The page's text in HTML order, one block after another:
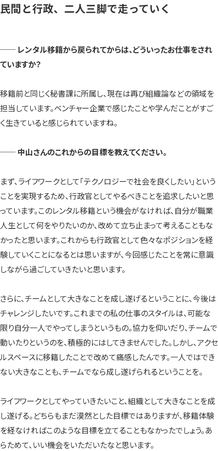
民間と行政、二人三脚で走っていく
── レンタル移籍から戻られてからは、どういったお仕事をされ
ていますか？
移籍前と同じく秘書課に所属し、現在は再び組織論などの領域を
担当しています。ベンチャー企業で感じたことや学んだことがすご
く生きていると感じられていますね。
── 中山さんのこれからの目標を教えてください。
まず、ライフワークとして「テクノロジーで社会を良くしたい」という
ことを実現するため、行政官としてやるべきことを追求したいと思
っています。このレンタル移籍という機会がなければ、自分が職業
人生として何をやりたいのか、改めて立ち止まって考えることもな
かったと思います。これからも行政官として色々なポジションを経
験していくことになるとは思いますが、今回感じたことを常に意識
しながら過ごしていきたいと思います。
さらに、チームとして大きなことを成し遂げるということに、今後は
チャレンジしたいです。これまでの私の仕事のスタイルは、可能な
限り自分一人でやってしまうというもの。協力を仰いだり、チームで
動いたりというのを、積極的にはしてきませんでした。しかし、アクセ
ルスペースに移籍したことで改めて痛感したんです。一人ではでき
ない大きなことも、チームでなら成し遂げられるということを。
ライフワークとしてやっていきたいこと、組織として大きなことを成
し遂げる。どちらもまだ漠然とした目標ではありますが、移籍体験
を経なければこのような目標を立てることもなかったでしょう。あ
らためて、いい機会をいただいたなと思います。